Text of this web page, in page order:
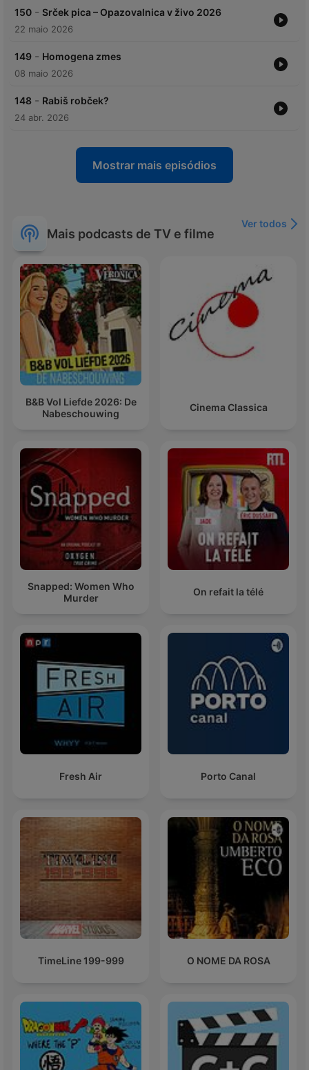
150 - Srček pica – Opazovalnica v živo 2026
22 maio 2026
149 - Homogena zmes
08 maio 2026
148 - Rabiš robček?
24 abr. 2026
Mostrar mais episódios
Mais podcasts de TV e filme
Ver todos
B&B Vol Liefde 2026: De
Nabeschouwing
Cinema Classica
Snapped: Women Who
Murder
On refait la télé
Fresh Air Porto Canal
TimeLine 199-999 O NOME DA ROSA